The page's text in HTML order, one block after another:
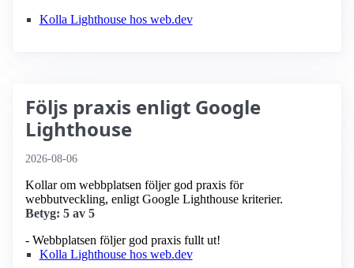
Kolla Lighthouse hos web.dev
Följs praxis enligt Google
Lighthouse
2026-08-06
Kollar om webbplatsen följer god praxis för
webbutveckling, enligt Google Lighthouse kriterier.
Betyg: 5 av 5
- Webbplatsen följer god praxis fullt ut!
Kolla Lighthouse hos web.dev